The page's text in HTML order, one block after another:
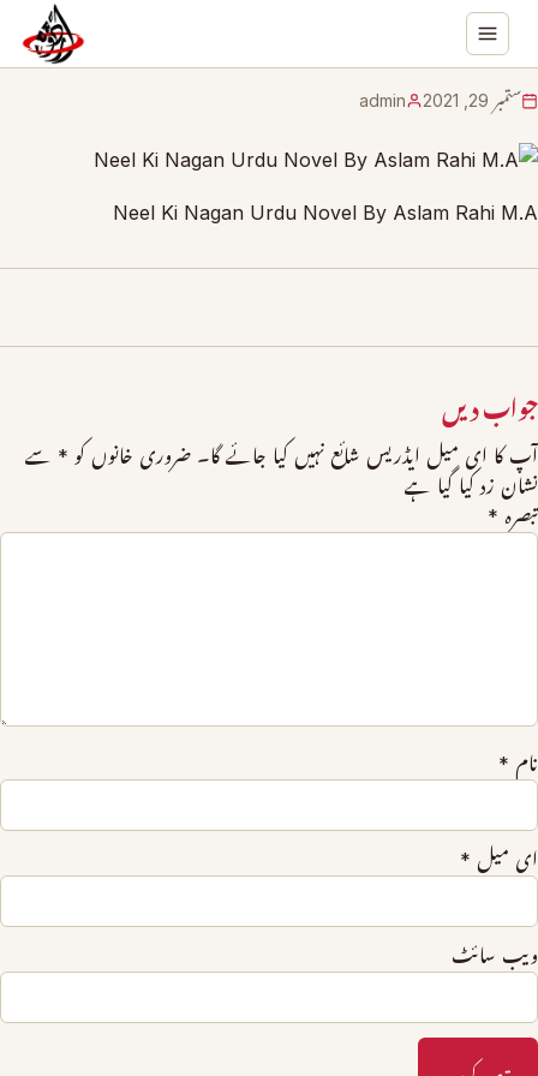
ستمبر 29, 2021 admin
Neel Ki Nagan Urdu Novel By Aslam Rahi M.A
جواب دیں
آپ کا ای میل ایڈریس شائع نہیں کیا جائے گا۔ ضروری خانوں کو * سے
نشان زد کیا گیا ہے
تبصرہ *
نام *
ای میل *
ویب‌ سائٹ